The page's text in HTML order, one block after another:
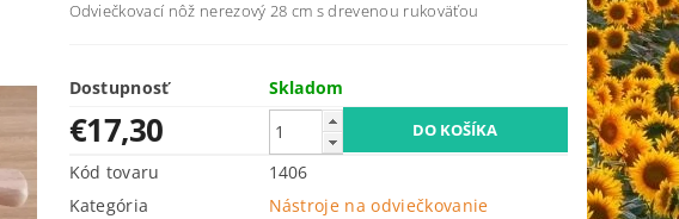
Odviečkovací nôž nerezový 28 cm s drevenou rukoväťou
Dostupnosť Skladom
€17,30
Kód tovaru
1406
Kategória
Nástroje na odviečkovanie